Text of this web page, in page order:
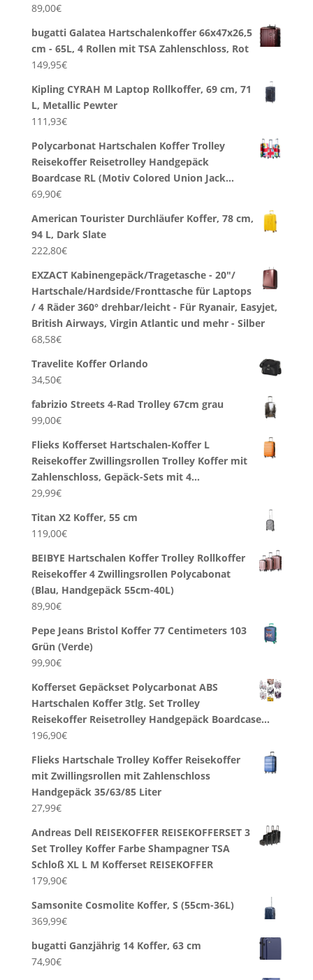
89,00€
bugatti Galatea Hartschalenkoffer 66x47x26,5
cm - 65L, 4 Rollen mit TSA Zahlenschloss, Rot
149,95€
Kipling CYRAH M Laptop Rollkoffer, 69 cm, 71
L, Metallic Pewter
111,93€
Polycarbonat Hartschalen Koffer Trolley
Reisekoffer Reisetrolley Handgepäck
Boardcase RL (Motiv Colored Union Jack…
69,90€
American Tourister Durchläufer Koffer, 78 cm,
94 L, Dark Slate
222,80€
EXZACT Kabinengepäck/Tragetasche - 20"/
Hartschale/Hardside/Fronttasche für Laptops
/ 4 Räder 360° drehbar/leicht - Für Ryanair, Easyjet,
British Airways, Virgin Atlantic und mehr - Silber
68,58€
Travelite Koffer Orlando
34,50€
fabrizio Streets 4-Rad Trolley 67cm grau
99,00€
Flieks Kofferset Hartschalen-Koffer L
Reisekoffer Zwillingsrollen Trolley Koffer mit
Zahlenschloss, Gepäck-Sets mit 4…
29,99€
Titan X2 Koffer, 55 cm
119,00€
BEIBYE Hartschalen Koffer Trolley Rollkoffer
Reisekoffer 4 Zwillingsrollen Polycabonat
(Blau, Handgepäck 55cm-40L)
89,90€
Pepe Jeans Bristol Koffer 77 Centimeters 103
Grün (Verde)
99,90€
Kofferset Gepäckset Polycarbonat ABS
Hartschalen Koffer 3tlg. Set Trolley
Reisekoffer Reisetrolley Handgepäck Boardcase…
196,90€
Flieks Hartschale Trolley Koffer Reisekoffer
mit Zwillingsrollen mit Zahlenschloss
Handgepäck 35/63/85 Liter
27,99€
Andreas Dell REISEKOFFER REISEKOFFERSET 3
Set Trolley Koffer Farbe Shampagner TSA
Schloß XL L M Kofferset REISEKOFFER
179,90€
Samsonite Cosmolite Koffer, S (55cm-36L)
369,99€
bugatti Ganzjährig 14 Koffer, 63 cm
74,90€